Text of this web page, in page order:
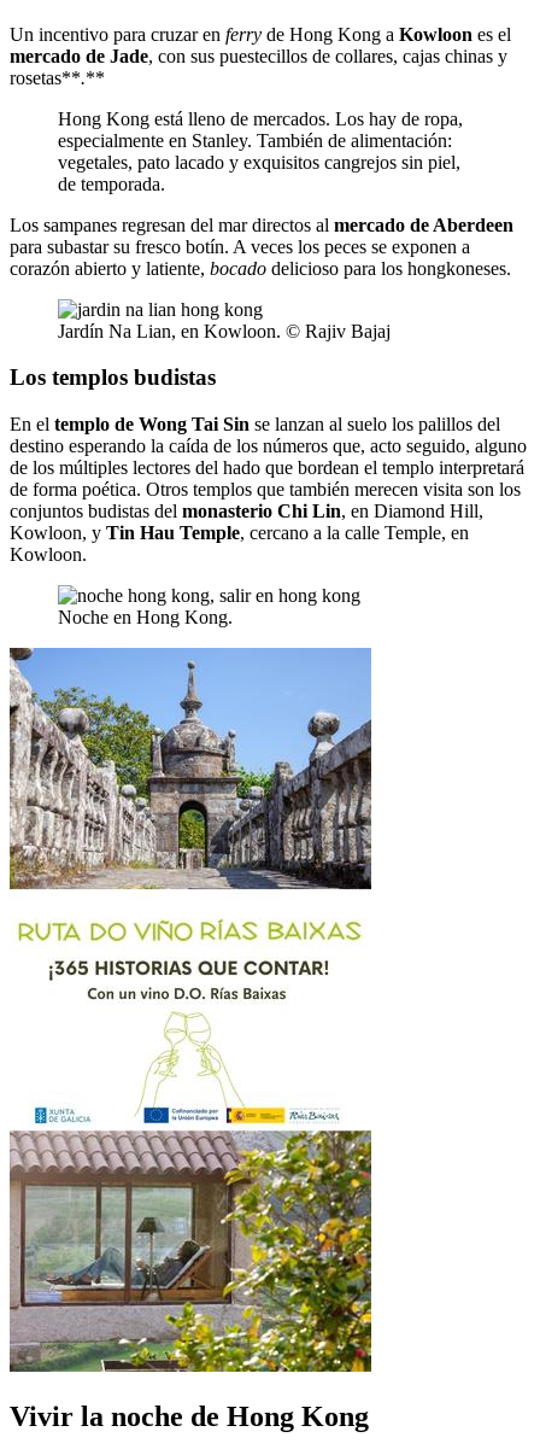
Un incentivo para cruzar en ferry de Hong Kong a Kowloon es el
mercado de Jade, con sus puestecillos de collares, cajas chinas y
rosetas**.**
Hong Kong está lleno de mercados. Los hay de ropa,
especialmente en Stanley. También de alimentación:
vegetales, pato lacado y exquisitos cangrejos sin piel,
de temporada.
Los sampanes regresan del mar directos al mercado de Aberdeen
para subastar su fresco botín. A veces los peces se exponen a
corazón abierto y latiente, bocado delicioso para los hongkoneses.
Jardín Na Lian, en Kowloon. © Rajiv Bajaj
Los templos budistas
En el templo de Wong Tai Sin se lanzan al suelo los palillos del
destino esperando la caída de los números que, acto seguido, alguno
de los múltiples lectores del hado que bordean el templo interpretará
de forma poética. Otros templos que también merecen visita son los
conjuntos budistas del monasterio Chi Lin, en Diamond Hill,
Kowloon, y Tin Hau Temple, cercano a la calle Temple, en
Kowloon.
Noche en Hong Kong.
Vivir la noche de Hong Kong